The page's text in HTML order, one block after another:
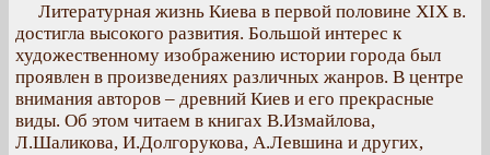
Литературная жизнь Киева в первой половине XIX в.
достигла высокого развития. Большой интерес к
художественному изображению истории города был
проявлен в произведениях различных жанров. В центре
внимания авторов – древний Киев и его прекрасные
виды. Об этом читаем в книгах В.Измайлова,
Л.Шаликова, И.Долгорукова, А.Левшина и других,